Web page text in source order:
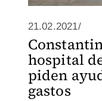
21.02.2021/
hospital
piden
gastos